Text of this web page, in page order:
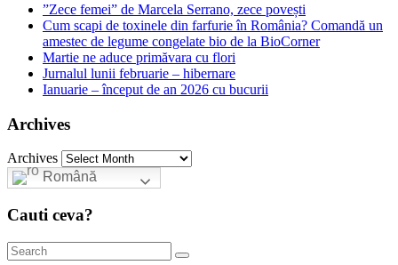
”Zece femei” de Marcela Serrano, zece povești
Cum scapi de toxinele din farfurie în România? Comandă un
amestec de legume congelate bio de la BioCorner
Martie ne aduce primăvara cu flori
Jurnalul lunii februarie – hibernare
Ianuarie – început de an 2026 cu bucurii
Archives
Archives
Română
Cauti ceva?